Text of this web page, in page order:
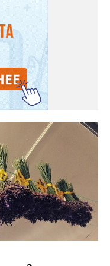
цветочек для
к пестику. Фото: